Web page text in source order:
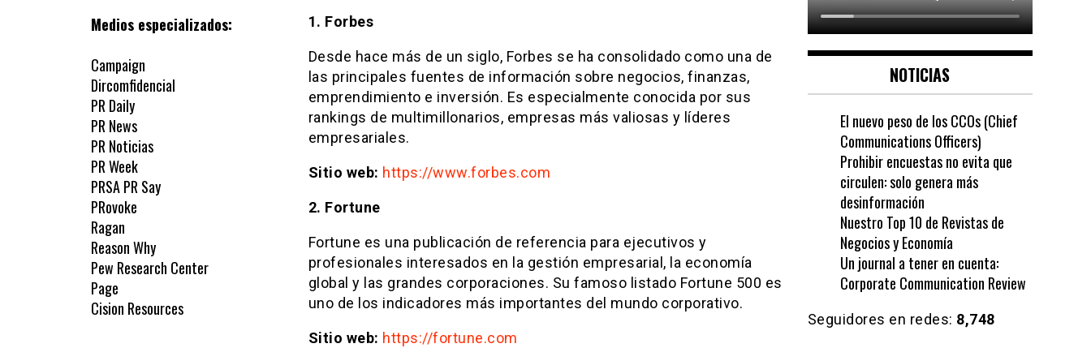
1. Forbes
Desde hace más de un siglo, Forbes se ha consolidado como una de
las principales fuentes de información sobre negocios, finanzas,
emprendimiento e inversión. Es especialmente conocida por sus
rankings de multimillonarios, empresas más valiosas y líderes
empresariales.
Sitio web: https://www.forbes.com
2. Fortune
Fortune es una publicación de referencia para ejecutivos y
profesionales interesados en la gestión empresarial, la economía
global y las grandes corporaciones. Su famoso listado Fortune 500 es
uno de los indicadores más importantes del mundo corporativo.
Sitio web: https://fortune.com
Medios especializados:
Campaign
Dircomfidencial
PR Daily
PR News
PR Noticias
PR Week
PRSA PR Say
PRovoke
Ragan
Reason Why
Pew Research Center
Page
Cision Resources
NOTICIAS
El nuevo peso de los CCOs (Chief
Communications Officers)
Prohibir encuestas no evita que
circulen: solo genera más
desinformación
Nuestro Top 10 de Revistas de
Negocios y Economía
Un journal a tener en cuenta:
Corporate Communication Review
Seguidores en redes: 8,748